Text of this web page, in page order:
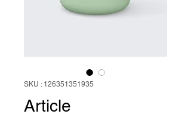
SKU : 126351351935
Article